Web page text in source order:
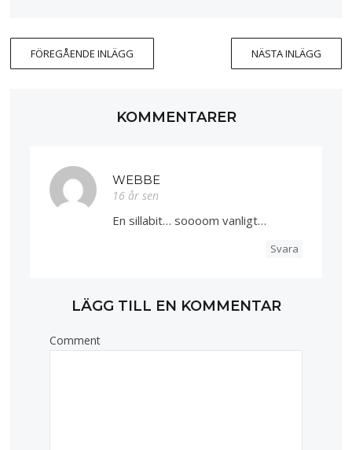
FÖREGÅENDE INLÄGG NÄSTA INLÄGG
KOMMENTARER
WEBBE
16 år sen
En sillabit… soooom vanligt…
Svara
LÄGG TILL EN KOMMENTAR
Comment